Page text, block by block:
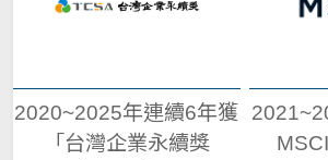
2020~2025年連續6年獲
「台灣企業永續獎